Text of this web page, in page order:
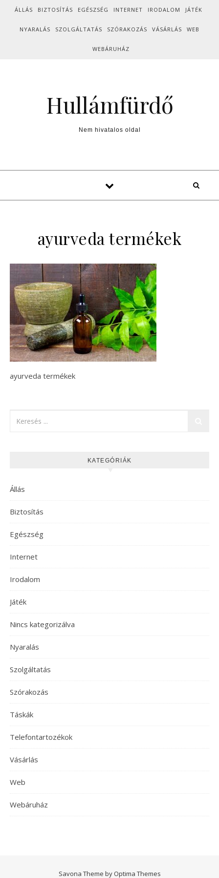
Skip to content
ÁLLÁS BIZTOSÍTÁS EGÉSZSÉG INTERNET IRODALOM JÁTÉK
NYARALÁS SZOLGÁLTATÁS SZÓRAKOZÁS VÁSÁRLÁS WEB
WEBÁRUHÁZ
Hullámfürdő
Nem hivatalos oldal
ayurveda termékek
ayurveda termékek
KATEGÓRIÁK
Állás
Biztosítás
Egészség
Internet
Irodalom
Játék
Nincs kategorizálva
Nyaralás
Szolgáltatás
Szórakozás
Táskák
Telefontartozékok
Vásárlás
Web
Webáruház
Savona Theme by Optima Themes